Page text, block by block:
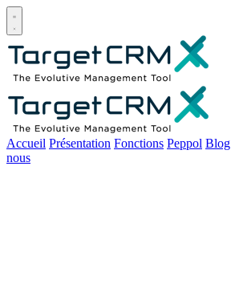
Open main menu
Accueil Présentation Fonctions Peppol Blog
nous